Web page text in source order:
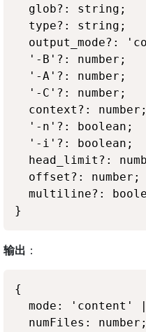
glob?: string;
type?: string;
output_mode?:
'-B'?: number;
'-A'?: number;
'-C'?: number;
context?: number;
'-n'?: boolean;
'-i'?: boolean;
head_limit?:
offset?: number;
multiline?:
输出 ：
{
mode: 'content'
numFiles: number;